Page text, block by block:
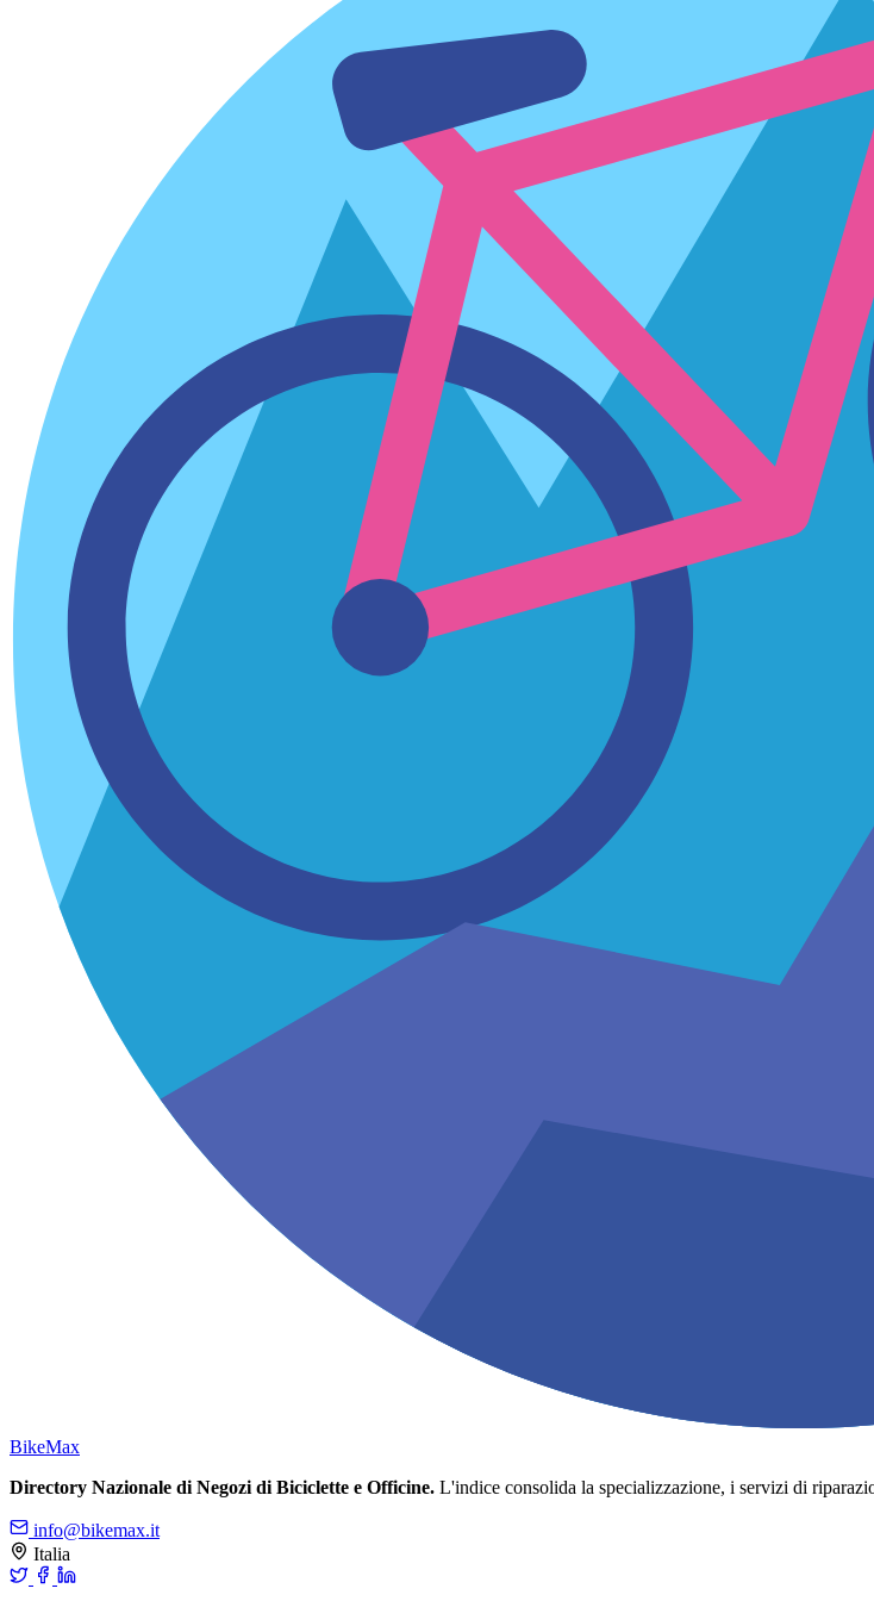
BikeMax
Directory Nazionale di Negozi di Biciclette e Officine. L'indice consolida la specializzazione, i servizi di
info@bikemax.it
Italia